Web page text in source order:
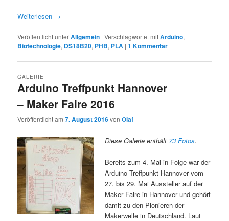
Weiterlesen →
Veröffentlicht unterAllgemein |Verschlagwortet mitArduino,
Biotechnologie, DS18B20, PHB, PLA |1 Kommentar
Arduino Treffpunkt Hannover
– Maker Faire 2016
GALERIE
Veröffentlicht am7. August 2016vonOlaf
Diese Galerie enthält 73 Fotos.
Bereits zum 4. Mal in Folge war der
Arduino Treffpunkt Hannover vom
27. bis 29. Mai Aussteller auf der
Maker Faire in Hannover und gehört
damit zu den Pionieren der
Makerwelle in Deutschland. Laut